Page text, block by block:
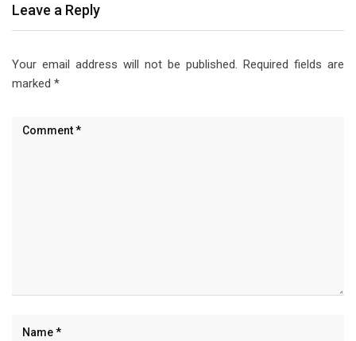
Leave a Reply
Your email address will not be published. Required fields are
marked *